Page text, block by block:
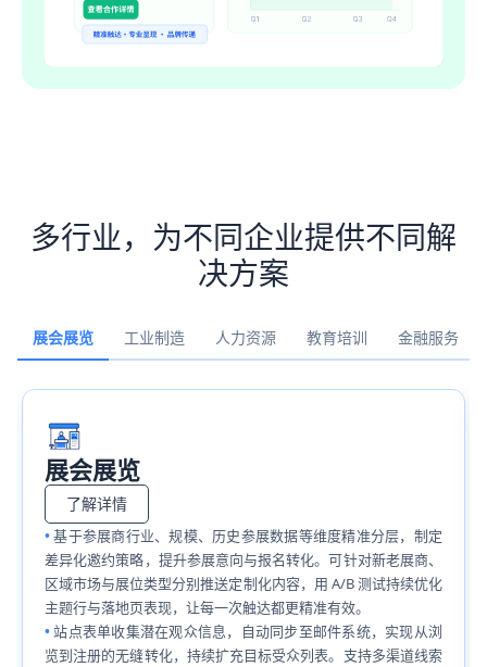
多行业，为不同企业提供不同解
决方案
展会展览 工业制造 人力资源 教育培训 金融服务
展会展览
了解详情
基于参展商行业、规模、历史参展数据等维度精准分层，制定
差异化邀约策略，提升参展意向与报名转化。可针对新老展商、
区域市场与展位类型分别推送定制化内容，用 A/B 测试持续优化
主题行与落地页表现，让每一次触达都更精准有效。
站点表单收集潜在观众信息，自动同步至邮件系统，实现从浏
览到注册的无缝转化，持续扩充目标受众列表。支持多渠道线索